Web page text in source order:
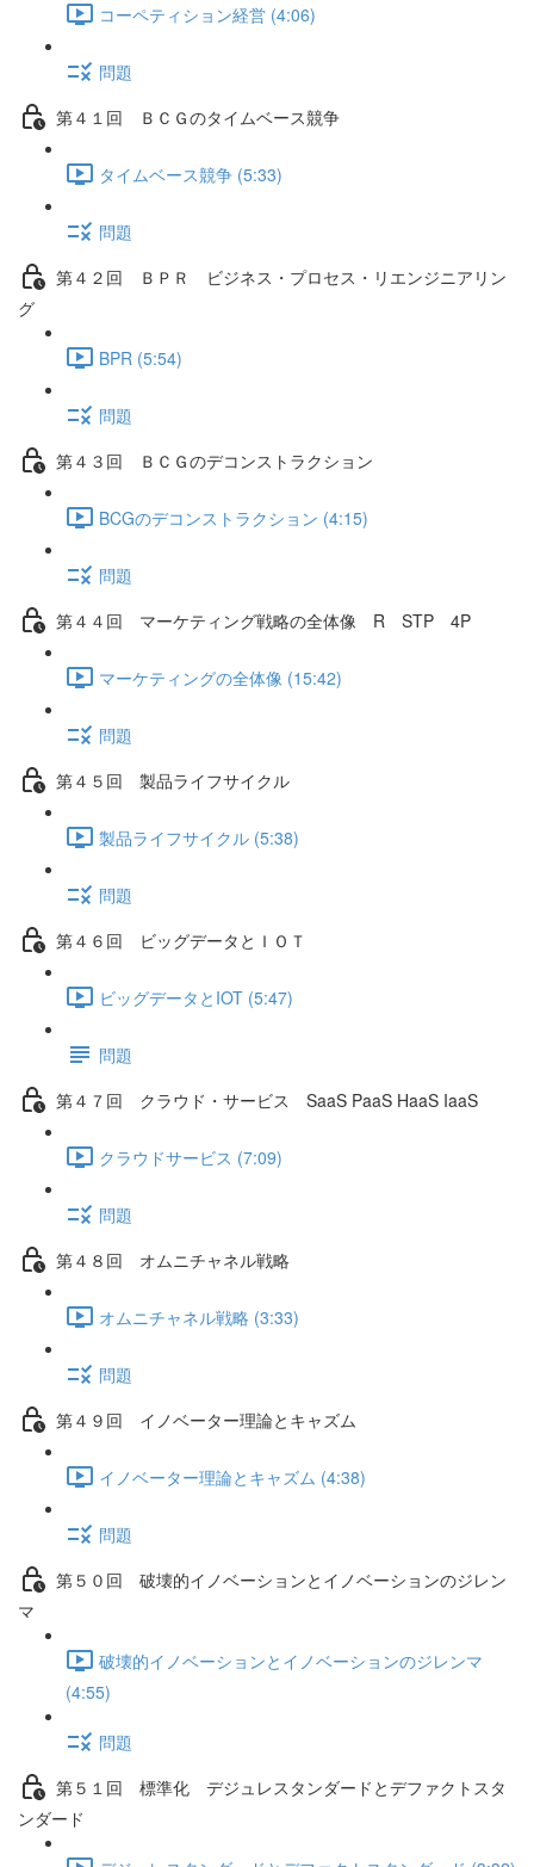
コーペティション経営 (4:06)
問題
第４１回 ＢＣＧのタイムベース競争
タイムベース競争 (5:33)
問題
第４２回 ＢＰＲ ビジネス・プロセス・リエンジニアリン
グ
BPR (5:54)
問題
第４３回 ＢＣＧのデコンストラクション
BCGのデコンストラクション (4:15)
問題
第４４回 マーケティング戦略の全体像 R STP 4P
マーケティングの全体像 (15:42)
問題
第４５回 製品ライフサイクル
製品ライフサイクル (5:38)
問題
第４６回 ビッグデータとＩＯＴ
ビッグデータとIOT (5:47)
問題
第４７回 クラウド・サービス SaaS PaaS HaaS IaaS
クラウドサービス (7:09)
問題
第４８回 オムニチャネル戦略
オムニチャネル戦略 (3:33)
問題
第４９回 イノベーター理論とキャズム
イノベーター理論とキャズム (4:38)
問題
第５０回 破壊的イノベーションとイノベーションのジレン
マ
破壊的イノベーションとイノベーションのジレンマ
(4:55)
問題
第５１回 標準化 デジュレスタンダードとデファクトスタ
ンダード